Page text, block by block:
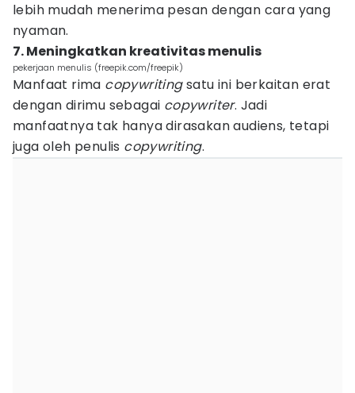
lebih mudah menerima pesan dengan cara yang
nyaman.
7. Meningkatkan kreativitas menulis
pekerjaan menulis (freepik.com/freepik)
Manfaat rima copywritingsatu ini berkaitan erat
dengan dirimu sebagai copywriter. Jadi
manfaatnya tak hanya dirasakan audiens, tetapi
juga oleh penulis copywriting.